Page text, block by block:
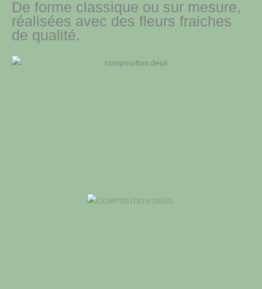
De forme classique ou sur mesure,
réalisées avec des fleurs fraiches
de qualité.